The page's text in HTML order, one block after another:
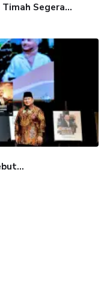
Segera...